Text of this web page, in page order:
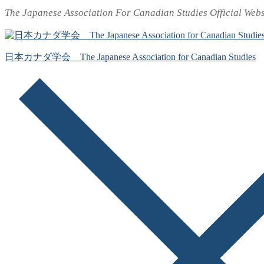
コ
ン
テ
ン
ツ
メ
ニ
ュ
ー
閉
じ
る
The Japanese Association For Canadian Studies Official
日本カナダ学会 The Japanese Association for Canadian Studies